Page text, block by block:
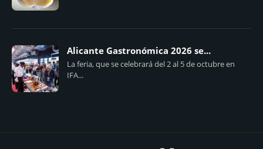
Alicante Gastronómica 2026 se...
La feria, que se celebrará del 2 al 5 de octubre en
IFA...